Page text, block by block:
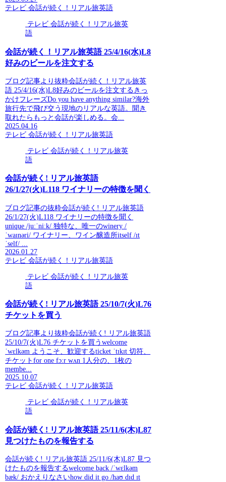
テレビ 会話が続く！リアル旅英語
テレビ 会話が続く！リアル旅英
語
会話が続く！リアル旅英語 25/4/16(水)L8
好みのビールを注文する
ブログ記事より抜粋会話が続く！リアル旅英
語 25/4/16(水)L8好みのビールを注文するきっ
かけフレーズDo you have anything similar?海外
旅行先で飛び交う現地のリアルな英語。聞き
取れたらもっと会話が楽しめる。会...
2025.04.16
テレビ 会話が続く！リアル旅英語
テレビ 会話が続く！リアル旅英
語
会話が続く! リアル旅英語
26/1/27(火)L118 ワイナリーの特徴を聞く
ブログ記事の抜粋会話が続く! リアル旅英語
26/1/27(火)L118 ワイナリーの特徴を聞く
unique /juːˈniːk/ 独特な、唯一のwinery /
ˈwaɪnəri/ ワイナリー、ワイン醸造所itself /ɪt
ˈself/ ...
2026.01.27
テレビ 会話が続く！リアル旅英語
テレビ 会話が続く！リアル旅英
語
会話が続く! リアル旅英語 25/10/7(火)L76
チケットを買う
ブログ記事より抜粋会話が続く! リアル旅英語
25/10/7(火)L76 チケットを買うwelcome
ˈwɛlkəm ようこそ、歓迎するticket ˈtɪkɪt 切符、
チケットfor one fɔːr wʌn 1人分の、1枚の
membe...
2025.10.07
テレビ 会話が続く！リアル旅英語
テレビ 会話が続く！リアル旅英
語
会話が続く! リアル旅英語 25/11/6(木)L87
見つけたものを報告する
会話が続く! リアル旅英語 25/11/6(木)L87 見つ
けたものを報告するwelcome back /ˈwɛlkəm
bæk/ おかえりなさいhow did it go /haʊ dɪd ɪt